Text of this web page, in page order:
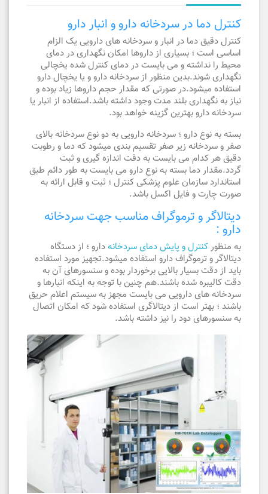
کنترل دما در سردخانه دارو و انبار دارو
کنترل دقیق دما در انبار و سردخانه های دارویی یک الزام
اساسی است ؛ بسیاری از داروها امکان نگهداری در دمای
محیط را نداشته و می بایست در دمای کنترل شده یخچالی
نگهداری شوند.بدین منظور از سردخانه دارو و یا یخچال دارو
استفاده میشود.در صورتی که مقدار حجم داروها زیاد بوده و
نیاز به نگهداری بلند مدت وجود داشته باشد.استفاده از انبار یا
سردخانه دارو بهترین گزینه خواهد بود.
بسته به نوع دارو ؛ سردخانه دارویی به دو نوع سردخانه بالای
صفر و سردخانه زیر صفر تقسیم بندی میشود که دما و رطوبت
دقیق هر کدام می بایست به دقت اندازه گیری و ثبت
گردد.مقدار دما بسته به نوع دارو می بایست به طور دائم طبق
استاندارد سازمان علوم پزشکی کنترل ؛ ثبت و قابل ارائه به
صورت چارت و فایل اکسل باشد.
دیتالاگر و ترموگراف مناسب جهت سردخانه
دارو :
به منظورکنترل و پایش دمای سردخانهدارو ؛ از دستگاه
دیتالاگر و ترموگراف دارو استفاده میشود.تجهیز مورد استفاده
باید از دقت بسیار بالایی برخوردار بوده و سنسورهای آن به
دقت کالیبره شده باشند.هم چنین با توجه به اینکه انبارها و
سردخانه های دارویی می بایست مجهز به سیستم اعلام حریق
باشند ؛ بهتر است از دیتالاگری استفاده شود که امکان اتصال
به سنسورهای دود را نیز داشته باشد.